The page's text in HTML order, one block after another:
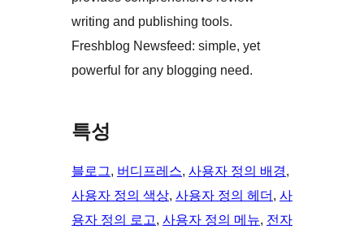
writing and publishing tools.
Freshblog Newsfeed: simple, yet
powerful for any blogging need.
특성
블로그, 버디프레스, 사용자 정의 배경
사용자 정의 색상, 사용자 정의 헤더 , 사
용자 정의 로고, 사용자 정의 메뉴, 전자